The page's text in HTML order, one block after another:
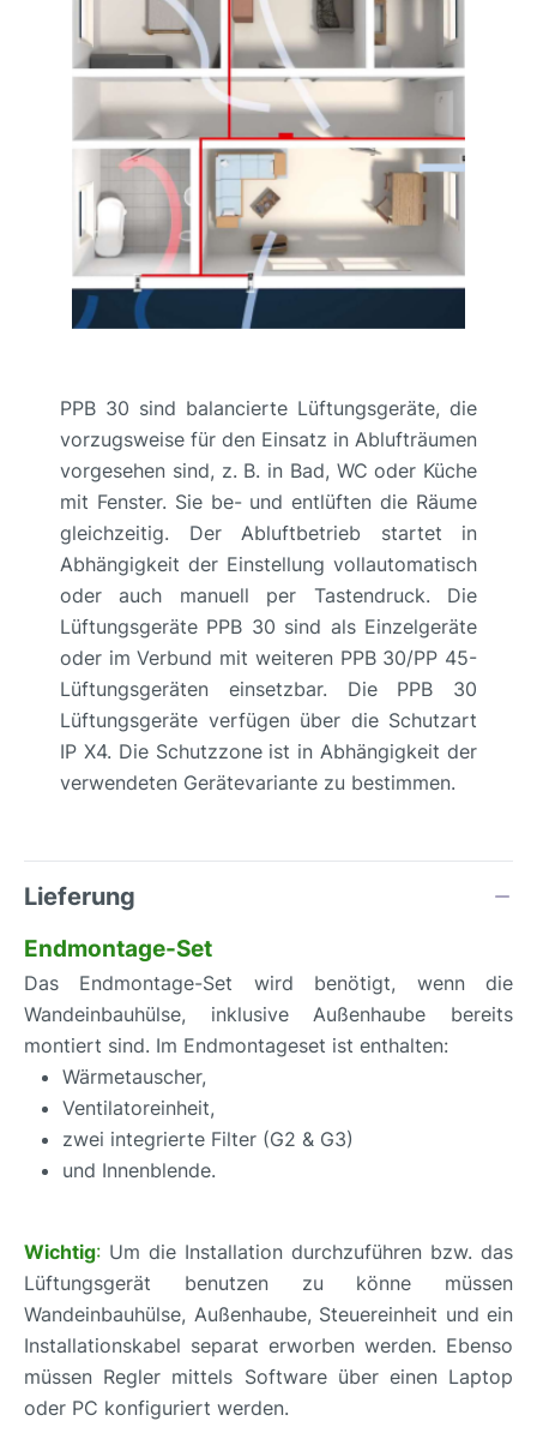
PPB 30 sind balancierte Lüftungsgeräte, die
vorzugsweise für den Einsatz in Ablufträumen
vorgesehen sind, z. B. in Bad, WC oder Küche
mit Fenster. Sie be- und entlüften die Räume
gleichzeitig. Der Abluftbetrieb startet in
Abhängigkeit der Einstellung vollautomatisch
oder auch manuell per Tastendruck. Die
Lüftungsgeräte PPB 30 sind als Einzelgeräte
oder im Verbund mit weiteren PPB 30/PP 45-
Lüftungsgeräten einsetzbar. Die PPB 30
Lüftungsgeräte verfügen über die Schutzart
IP X4. Die Schutzzone ist in Abhängigkeit der
verwendeten Gerätevariante zu bestimmen.
Lieferung
Endmontage-Set
Das Endmontage-Set wird benötigt, wenn die
Wandeinbauhülse, inklusive Außenhaube bereits
montiert sind. Im Endmontageset ist enthalten:
Wärmetauscher,
Ventilatoreinheit,
zwei integrierte Filter (G2 & G3)
und Innenblende.
Wichtig: Um die Installation durchzuführen bzw. das
Lüftungsgerät benutzen zu könne müssen
Wandeinbauhülse, Außenhaube, Steuereinheit und ein
Installationskabel separat erworben werden. Ebenso
müssen Regler mittels Software über einen Laptop
oder PC konfiguriert werden.